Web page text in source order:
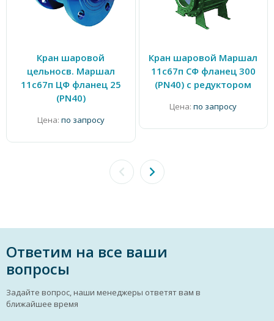
Кран шаровой
цельносв. Маршал
11с67п ЦФ фланец 25
(PN40)
Цена: по запросу
Кран шаровой Маршал
11с67п СФ фланец 300
(PN40) с редуктором
Цена: по запросу
Ответим на все ваши
вопросы
Задайте вопрос, наши менеджеры ответят вам в
ближайшее время